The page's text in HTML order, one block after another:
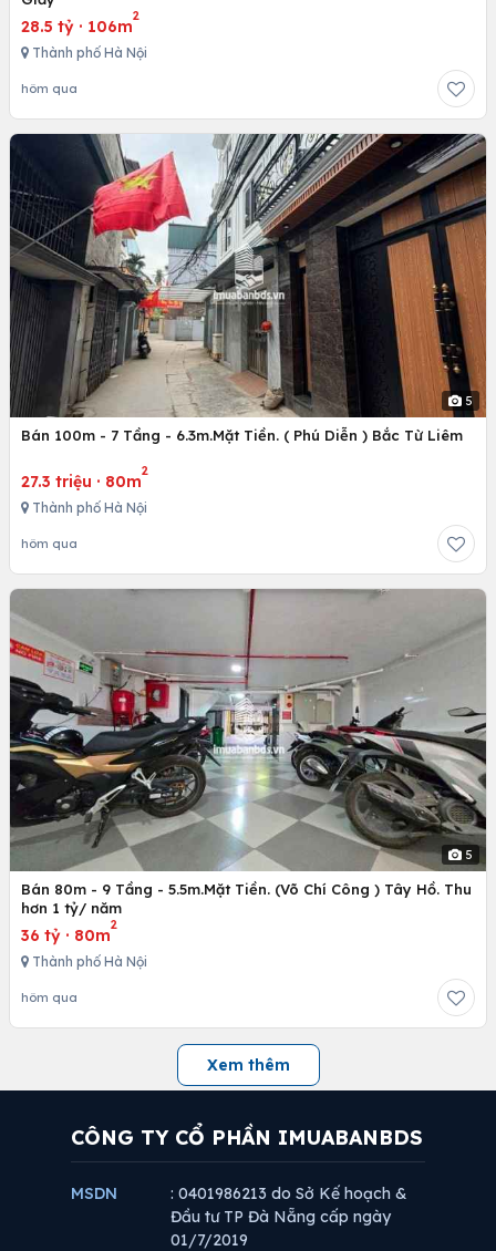
28.5 tỷ · 106m
2
Thành phố Hà Nội
hôm qua
5
Bán 100m - 7 Tầng - 6.3m.Mặt Tiền. ( Phú Diễn ) Bắc Từ Liêm
27.3 triệu · 80m
2
Thành phố Hà Nội
hôm qua
5
Bán 80m - 9 Tầng - 5.5m.Mặt Tiền. (Võ Chí Công ) Tây Hồ. Thu
hơn 1 tỷ/ năm
36 tỷ · 80m
2
Thành phố Hà Nội
hôm qua
Xem thêm
CÔNG TY CỔ PHẦN IMUABANBDS
MSDN
: 0401986213 do Sở Kế hoạch &
Đầu tư TP Đà Nẵng cấp ngày
01/7/2019